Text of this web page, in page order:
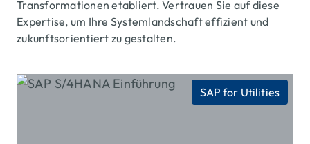
Transformationen etabliert. Vertrauen Sie auf diese
Expertise, um Ihre Systemlandschaft effizient und
zukunftsorientiert zu gestalten.
SAP for Utilities